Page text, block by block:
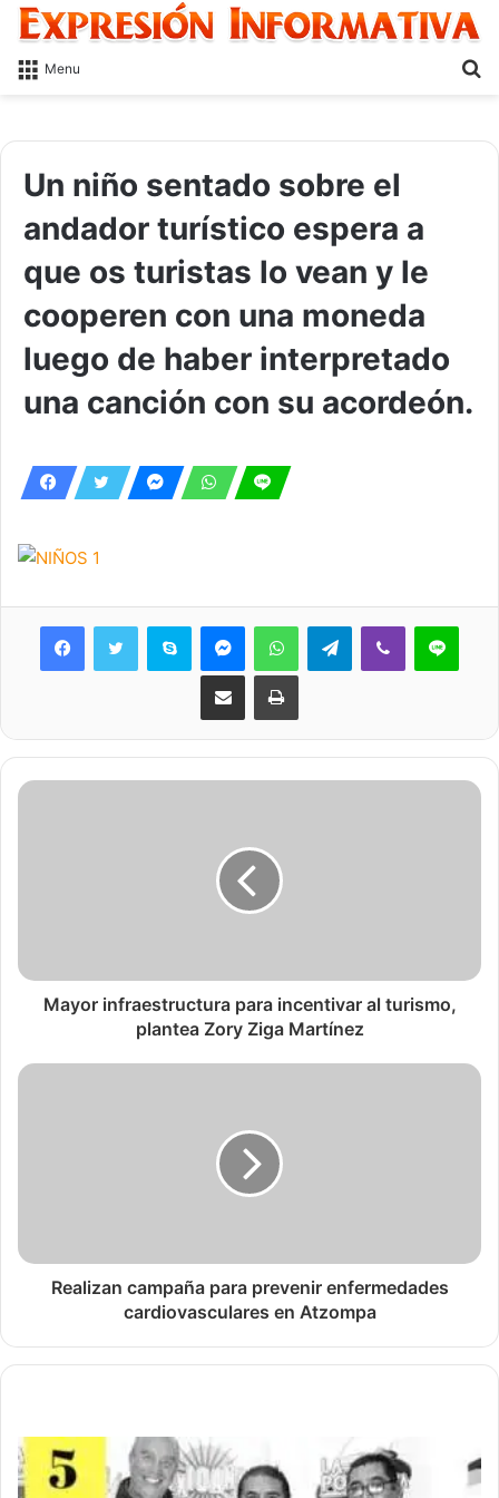
Menu
Un niño sentado sobre el
andador turístico espera a
que os turistas lo vean y le
cooperen con una moneda
luego de haber interpretado
una canción con su acordeón.
Skype MessengerWhatsAppTelegramViber Line
Share via Email Print
Mayor infraestructura para incentivar al turismo,
plantea Zory Ziga Martínez
Realizan campaña para prevenir enfermedades
cardiovasculares en Atzompa